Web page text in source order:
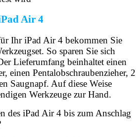
Air 4
Ihr iPad Air 4 bekommen Sie
So sparen Sie sich
Lieferumfang beinhaltet einen
einen Pentalobschraubenzieher, 2
Saugnapf. Auf diese Weise
Werkzeuge zur Hand.
des iPad Air 4 bis zum Anschlag